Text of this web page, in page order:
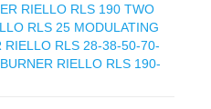
RIELLO RLS 190 TWO
RLS 25 MODULATING
RIELLO RLS 28-38-50-70-
RIELLO RLS 190-